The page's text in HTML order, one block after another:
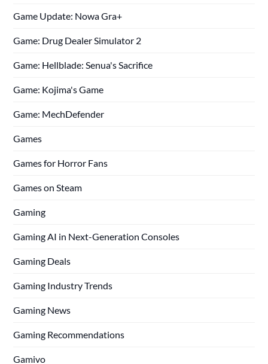
Game Update: Nowa Gra+
Game: Drug Dealer Simulator 2
Game: Hellblade: Senua's Sacrifice
Game: Kojima's Game
Game: MechDefender
Games
Games for Horror Fans
Games on Steam
Gaming
Gaming AI in Next-Generation Consoles
Gaming Deals
Gaming Industry Trends
Gaming News
Gaming Recommendations
Gamivo